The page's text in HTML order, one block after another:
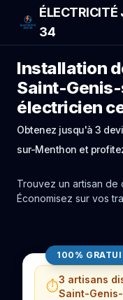
ÉLECTRICITÉ
34
Installation
Saint-
électricien
Obtenez jusqu'à 3
sur-Menthon et
Trouvez un artisan de
Économisez sur vos
100%
⏱️3 artisans
Saint-